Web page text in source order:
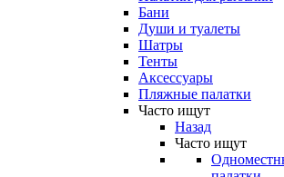
Бани
Души и туалеты
Шатры
Тенты
Аксессуары
Пляжные палатки
Часто ищут
Назад
Часто ищут